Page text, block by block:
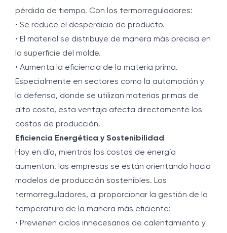
pérdida de tiempo. Con los termorreguladores:
• Se reduce el desperdicio de producto.
• El material se distribuye de manera más precisa en
la superficie del molde.
• Aumenta la eficiencia de la materia prima.
Especialmente en sectores como la automoción y
la defensa, donde se utilizan materias primas de
alto costo, esta ventaja afecta directamente los
costos de producción.
Eficiencia Energética y Sostenibilidad
Hoy en día, mientras los costos de energía
aumentan, las empresas se están orientando hacia
modelos de producción sostenibles. Los
termorreguladores, al proporcionar la gestión de la
temperatura de la manera más eficiente:
• Previenen ciclos innecesarios de calentamiento y